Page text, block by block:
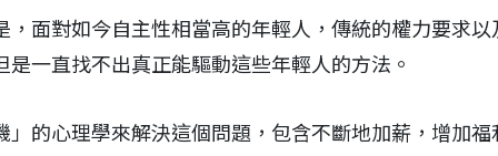
，面對如今自主性相當高的年輕人，傳統的權力要求
一直找不出真正能驅動這些年輕人的方法。
」的心理學來解決這個問題，包含不斷地加薪，增加